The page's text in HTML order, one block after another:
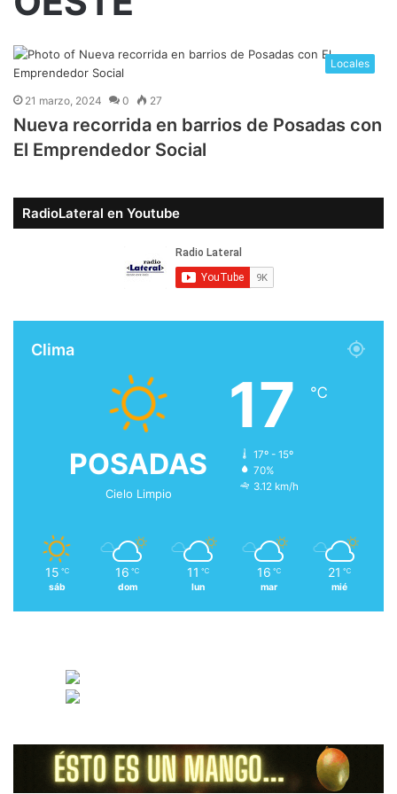
Locales
21 marzo, 2024 0 27
Nueva recorrida en barrios de Posadas con
El Emprendedor Social
RadioLateral en Youtube
Clima
POSADAS
Cielo Limpio
17 ℃
17º - 15º
70%
3.12 km/h
15 ℃
sáb
16 ℃
dom
11 ℃
lun
16 ℃
mar
21 ℃
mié